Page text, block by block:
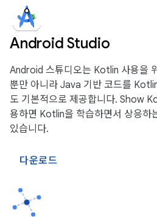
Android Studio
Android 스튜디오는 Kotlin 사용을
뿐만 아니라 Java 기반 코드를
도 기본적으로 제공합니다. Show
용하면 Kotlin을 학습하면서 상응하
있습니다.
다운로드